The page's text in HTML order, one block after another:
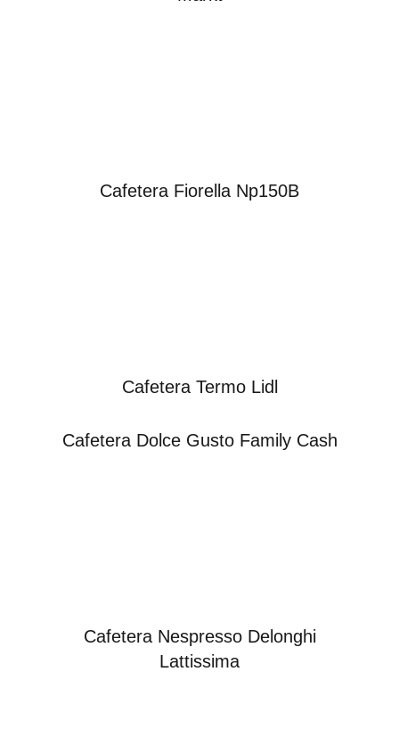
Cafetera Fiorella Np150B
Cafetera Termo Lidl
Cafetera Dolce Gusto Family Cash
Cafetera Nespresso Delonghi
Lattissima